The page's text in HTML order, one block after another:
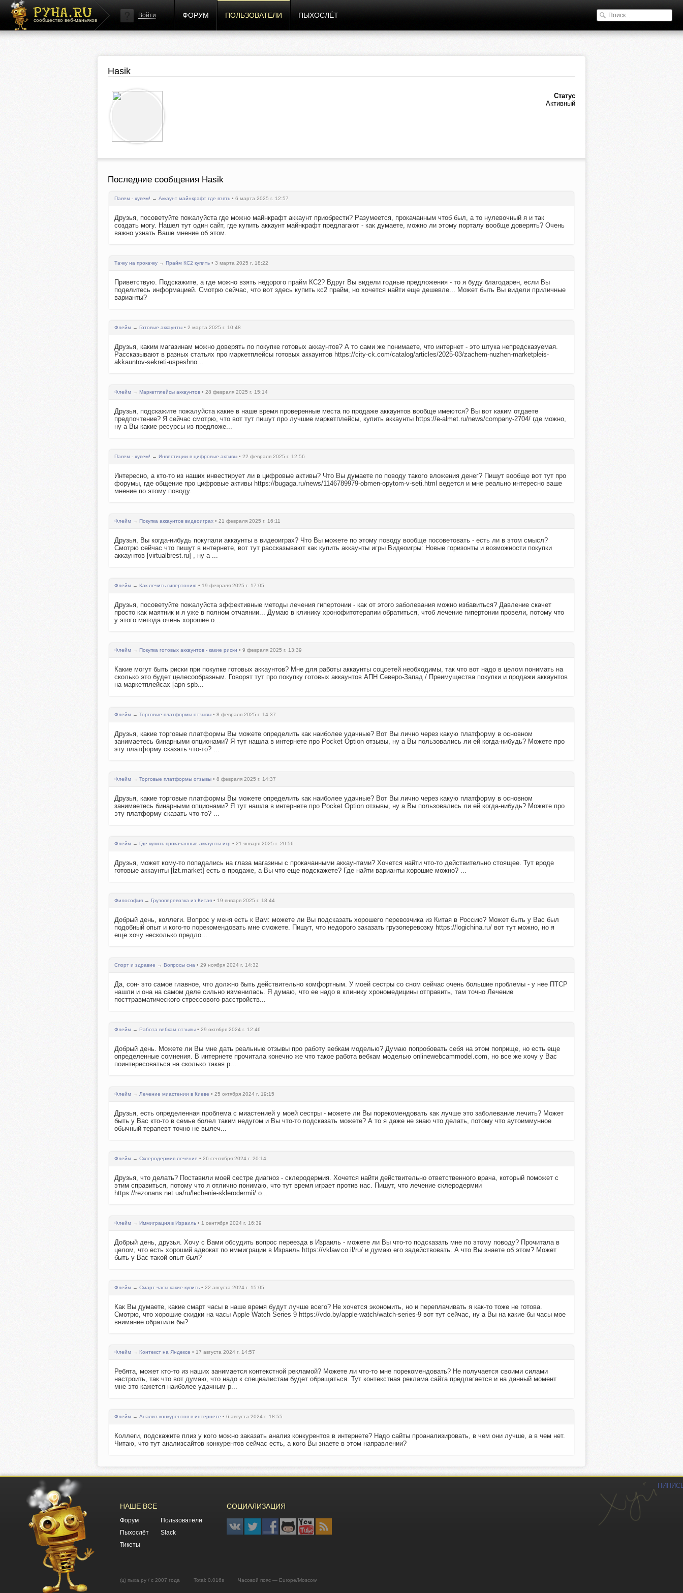
сообщество веб-маньяков
Войти ФОРУМ ПОЛЬЗОВАТЕЛИ ПЫХОСЛЁТ
Hasik
Статус
Активный
Последние сообщения Hasik
Паяем - хуяем! → Аккаунт майнкрафт где взять • 6 марта 2025 г. 12:57
Друзья, посоветуйте пожалуйста где можно майнкрафт аккаунт приобрести? Разумеется, прокачанным чтоб был, а то нулевочный я и так
создать могу. Нашел тут один сайт, где купить аккаунт майнкрафт предлагают - как думаете, можно ли этому порталу вообще доверять? Очень
важно узнать Ваше мнение об этом.
Тачку на прокачку → Прайм КС2 купить • 3 марта 2025 г. 18:22
Приветствую. Подскажите, а где можно взять недорого прайм КС2? Вдруг Вы видели годные предложения - то я буду благодарен, если Вы
поделитесь информацией. Смотрю сейчас, что вот здесь купить кс2 прайм, но хочется найти еще дешевле... Может быть Вы видели приличные
варианты?
Флейм → Готовые аккаунты • 2 марта 2025 г. 10:48
Друзья, каким магазинам можно доверять по покупке готовых аккаунтов? А то сами же понимаете, что интернет - это штука непредсказуемая.
Рассказывают в разных статьях про маркетплейсы готовых аккаунтов https://city-ck.com/catalog/articles/2025-03/zachem-nuzhen-marketpleis-
akkauntov-sekreti-uspeshno...
Флейм → Маркетплейсы аккаунтов • 28 февраля 2025 г. 15:14
Друзья, подскажите пожалуйста какие в наше время проверенные места по продаже аккаунтов вообще имеются? Вы вот каким отдаете
предпочтение? Я сейчас смотрю, что вот тут пишут про лучшие маркетплейсы, купить аккаунты https://e-almet.ru/news/company-2704/ где можно,
ну а Вы какие ресурсы из предложе...
Паяем - хуяем! → Инвестиции в цифровые активы • 22 февраля 2025 г. 12:56
Интересно, а кто-то из наших инвестирует ли в цифровые активы? Что Вы думаете по поводу такого вложения денег? Пишут вообще вот тут про
форумы, где общение про цифровые активы https://bugaga.ru/news/1146789979-obmen-opytom-v-seti.html ведется и мне реально интересно ваше
мнение по этому поводу.
Флейм → Покупка аккаунтов видеоиграх • 21 февраля 2025 г. 16:11
Друзья, Вы когда-нибудь покупали аккаунты в видеоиграх? Что Вы можете по этому поводу вообще посоветовать - есть ли в этом смысл?
Смотрю сейчас что пишут в интернете, вот тут рассказывают как купить аккаунты игры Видеоигры: Новые горизонты и возможности покупки
аккаунтов [virtualbrest.ru] , ну а ...
Флейм → Как лечить гипертонию • 19 февраля 2025 г. 17:05
Друзья, посоветуйте пожалуйста эффективные методы лечения гипертонии - как от этого заболевания можно избавиться? Давление скачет
просто как маятник и я уже в полном отчаянии... Думаю в клинику хронофитотерапии обратиться, чтоб лечение гипертонии провели, потому что
у этого метода очень хорошие о...
Флейм → Покупка готовых аккаунтов - какие риски • 9 февраля 2025 г. 13:39
Какие могут быть риски при покупке готовых аккаунтов? Мне для работы аккаунты соцсетей необходимы, так что вот надо в целом понимать на
сколько это будет целесообразным. Говорят тут про покупку готовых аккаунтов АПН Северо-Запад / Преимущества покупки и продажи аккаунтов
на маркетплейсах [apn-spb...
Флейм → Торговые платформы отзывы • 8 февраля 2025 г. 14:37
Друзья, какие торговые платформы Вы можете определить как наиболее удачные? Вот Вы лично через какую платформу в основном
занимаетесь бинарными опционами? Я тут нашла в интернете про Pocket Option отзывы, ну а Вы пользовались ли ей когда-нибудь? Можете про
эту платформу сказать что-то? ...
Флейм → Торговые платформы отзывы • 8 февраля 2025 г. 14:37
Друзья, какие торговые платформы Вы можете определить как наиболее удачные? Вот Вы лично через какую платформу в основном
занимаетесь бинарными опционами? Я тут нашла в интернете про Pocket Option отзывы, ну а Вы пользовались ли ей когда-нибудь? Можете про
эту платформу сказать что-то? ...
Флейм → Где купить прокачанные аккаунты игр • 21 января 2025 г. 20:56
Друзья, может кому-то попадались на глаза магазины с прокачанными аккаунтами? Хочется найти что-то действительно стоящее. Тут вроде
готовые аккаунты [lzt.market] есть в продаже, а Вы что еще подскажете? Где найти варианты хорошие можно? ...
Философия → Грузоперевозка из Китая • 19 января 2025 г. 18:44
Добрый день, коллеги. Вопрос у меня есть к Вам: можете ли Вы подсказать хорошего перевозчика из Китая в Россию? Может быть у Вас был
подобный опыт и кого-то порекомендовать мне сможете. Пишут, что недорого заказать грузоперевозку https://logichina.ru/ вот тут можно, но я
еще хочу несколько предло...
Спорт и здравие → Вопросы сна • 29 ноября 2024 г. 14:32
Да, сон- это самое главное, что должно быть действительно комфортным. У моей сестры со сном сейчас очень большие проблемы - у нее ПТСР
нашли и она на самом деле сильно изменилась. Я думаю, что ее надо в клинику хрономедицины отправить, там точно Лечение
посттравматического стрессового расстройств...
Флейм → Работа вебкам отзывы • 29 октября 2024 г. 12:46
Добрый день. Можете ли Вы мне дать реальные отзывы про работу вебкам моделью? Думаю попробовать себя на этом поприще, но есть еще
определенные сомнения. В интернете прочитала конечно же что такое работа вебкам моделью onlinewebcammodel.com, но все же хочу у Вас
поинтересоваться на сколько такая р...
Флейм → Лечение миастении в Киеве • 25 октября 2024 г. 19:15
Друзья, есть определенная проблема с миастенией у моей сестры - можете ли Вы порекомендовать как лучше это заболевание лечить? Может
быть у Вас кто-то в семье болел таким недугом и Вы что-то подсказать можете? А то я даже не знаю что делать, потому что аутоиммунное
обычный терапевт точно не вылеч...
Флейм → Склеродермия лечение • 26 сентября 2024 г. 20:14
Друзья, что делать? Поставили моей сестре диагноз - склеродермия. Хочется найти действительно ответственного врача, который поможет с
этим справиться, потому что я отлично понимаю, что тут время играет против нас. Пишут, что лечение склеродермии
https://rezonans.net.ua/ru/lechenie-sklerodermii/ о...
Флейм → Иммиграция в Израиль • 1 сентября 2024 г. 16:39
Добрый день, друзья. Хочу с Вами обсудить вопрос переезда в Израиль - можете ли Вы что-то подсказать мне по этому поводу? Прочитала в
целом, что есть хороший адвокат по иммиграции в Израиль https://vklaw.co.il/ru/ и думаю его задействовать. А что Вы знаете об этом? Может
быть у Вас такой опыт был?
Флейм → Смарт часы какие купить • 22 августа 2024 г. 15:05
Как Вы думаете, какие смарт часы в наше время будут лучше всего? Не хочется экономить, но и переплачивать я как-то тоже не готова.
Смотрю, что хорошие скидки на часы Apple Watch Series 9 https://vdo.by/apple-watch/watch-series-9 вот тут сейчас, ну а Вы на какие бы часы мое
внимание обратили бы?
Флейм → Контекст на Яндексе • 17 августа 2024 г. 14:57
Ребята, может кто-то из наших занимается контекстной рекламой? Можете ли что-то мне порекомендовать? Не получается своими силами
настроить, так что вот думаю, что надо к специалистам будет обращаться. Тут контекстная реклама сайта предлагается и на данный момент
мне это кажется наиболее удачным р...
Флейм → Анализ конкурентов в интернете • 6 августа 2024 г. 18:55
Коллеги, подскажите плиз у кого можно заказать анализ конкурентов в интернете? Надо сайты проанализировать, в чем они лучше, а в чем нет.
Читаю, что тут анализсайтов конкурентов сейчас есть, а кого Вы знаете в этом направлении?
НАШЕ ВСЕ
Форум
Пользователи
Пыхослёт
Slack
Тикеты
СОЦИАЛИЗАЦИЯ
(ц) пыха.ру / с 2007 года Total: 0.016s Часовой пояс — Europe/Moscow